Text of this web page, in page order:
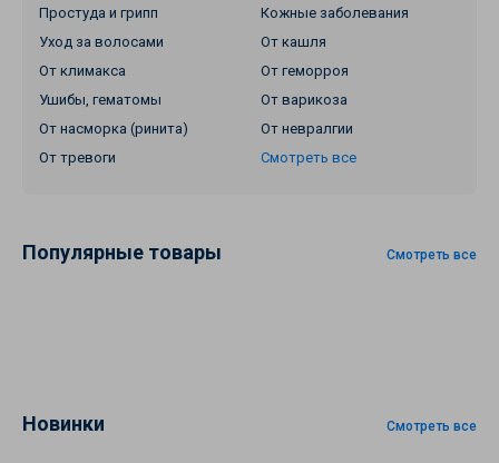
Простуда и грипп
Кожные заболевания
Уход за волосами
От кашля
От климакса
От геморроя
Ушибы, гематомы
От варикоза
От насморка (ринита)
От невралгии
От тревоги
Смотреть все
Популярные товары Смотреть все
Новинки Смотреть все